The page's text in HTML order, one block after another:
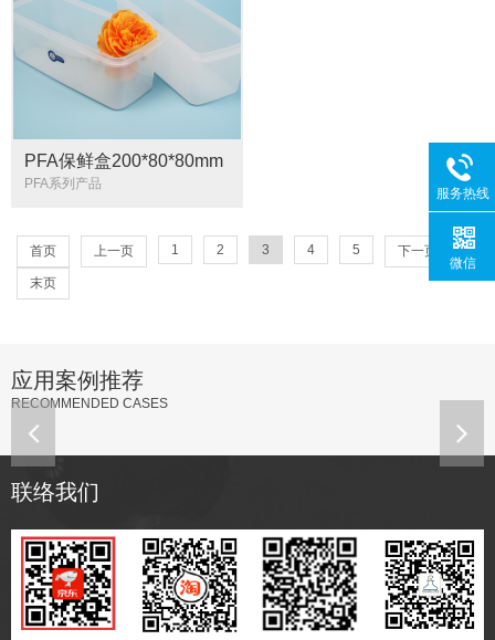
PFA保鲜盒200*80*80mm
方形器皿耐酸碱可定制
PFA系列产品
首页 上一页 1 2 3 4 5 ···
下一页
末页
应用案例推荐
RECOMMENDED CASES
联络我们
服务热线
微信